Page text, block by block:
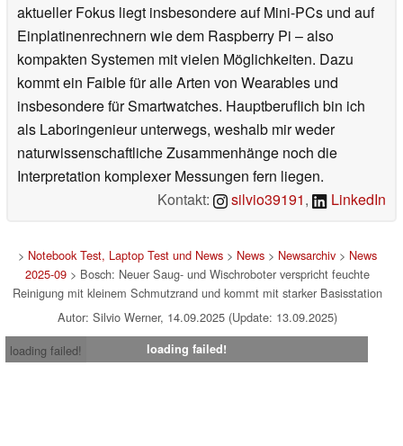
aktueller Fokus liegt insbesondere auf Mini-PCs und auf
Einplatinenrechnern wie dem Raspberry Pi – also
kompakten Systemen mit vielen Möglichkeiten. Dazu
kommt ein Faible für alle Arten von Wearables und
insbesondere für Smartwatches. Hauptberuflich bin ich
als Laboringenieur unterwegs, weshalb mir weder
naturwissenschaftliche Zusammenhänge noch die
Interpretation komplexer Messungen fern liegen.
Kontakt:
silvio39191, LinkedIn
> Notebook Test, Laptop Test und News> News> Newsarchiv> News
2025-09> Bosch: Neuer Saug- und Wischroboter verspricht feuchte
Reinigung mit kleinem Schmutzrand und kommt mit starker Basisstation
Autor: Silvio Werner, 14.09.2025 (Update: 13.09.2025)
loading failed!
loading failed!